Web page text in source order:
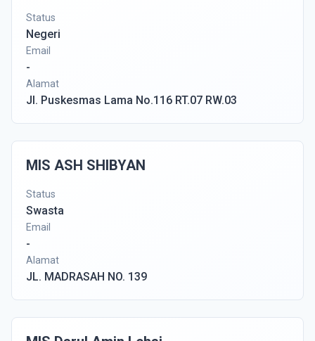
Status
Negeri
Email
-
Alamat
Jl. Puskesmas Lama No.116 RT.07 RW.03
MIS ASH SHIBYAN
Status
Swasta
Email
-
Alamat
JL. MADRASAH NO. 139